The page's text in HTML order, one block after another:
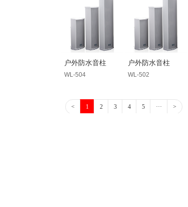
户外防水音柱
WL-504
户外防水音柱
WL-502
< 1 2 3 4 5 ··· >